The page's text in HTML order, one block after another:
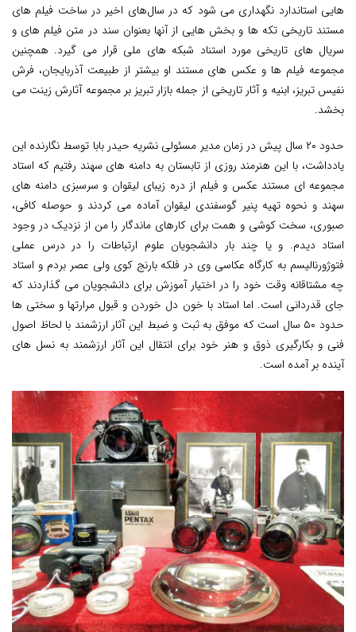
هایی استاندارد نگهداری می شود که در سال‌های اخیر در ساخت فیلم های
مستند تاریخی تکه ها و بخش هایی از آنها بعنوان سند در متن فیلم های و
سریال های تاریخی مورد استناد شبکه های ملی قرار می گیرد. همچنین
مجموعه فیلم ها و عکس های مستند او بیشتر از طبیعت آذربایجان، فرش
نفیس تبریز، ابنیه و آثار تاریخی از جمله بازار تبریز بر مجموعه آثارش زینت می
بخشد.
حدود ۲۰ سال پیش در زمان مدیر مسئولی نشریه حیدر بابا توسط نگارنده این
یادداشت، با این هنرمند روزی از تابستان به دامنه های سهند رفتیم که استاد
مجموعه ای مستند عکس و فیلم از دره زیبای لیقوان و سرسبزی دامنه های
سهند و نحوه تهیه پنیر گوسفندی لیقوان آماده می کردند و حوصله کافی،
صبوری، سخت کوشی و همت برای کارهای ماندگار را من از نزدیک در وجود
استاد دیدم. و یا چند بار دانشجویان علوم ارتباطات را در درس عملی
فتوژورنالیسم به کارگاه عکاسی وی در فلکه بارنج کوی ولی عصر بردم و استاد
چه مشتاقانه وقت خود را در اختیار آموزش برای دانشجویان می گذاردند که
جای قدردانی است. اما استاد با خون دل خوردن و قبول مرارتها و سختی ها
حدود ۵۰ سال است که موفق به ثبت و ضبط این آثار ارزشمند با لحاظ اصول
فنی و بکارگیری ذوق و هنر خود برای انتقال این آثار ارزشمند به نسل های
آینده بر آمده است.